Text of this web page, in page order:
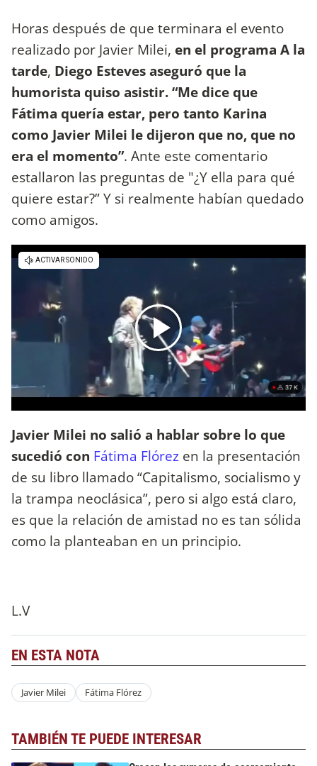
Horas después de que terminara el evento
realizado por Javier Milei, en el programa A la
tarde, Diego Esteves aseguró que la
humorista quiso asistir. “Me dice que
Fátima quería estar, pero tanto Karina
como Javier Milei le dijeron que no, que no
era el momento”. Ante este comentario
estallaron las preguntas de "¿Y ella para qué
quiere estar?” Y si realmente habían quedado
como amigos.
Javier Milei no salió a hablar sobre lo que
sucedió con Fátima Flórez en la presentación
de su libro llamado “Capitalismo, socialismo y
la trampa neoclásica”, pero si algo está claro,
es que la relación de amistad no es tan sólida
como la planteaban en un principio.
L.V
EN ESTA NOTA
Javier Milei Fátima Flórez
TAMBIÉN TE PUEDE INTERESAR